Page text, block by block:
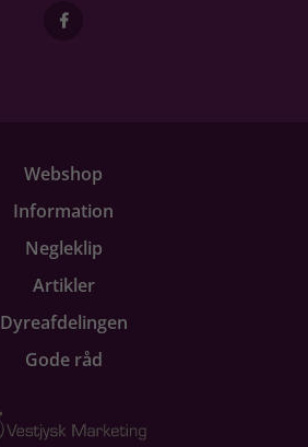
Webshop
Information
Negleklip
Artikler
Dyreafdelingen
Gode råd